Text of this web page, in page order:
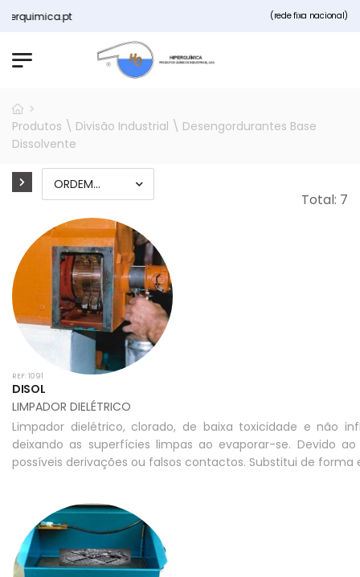
(rede fixa nacional)
Produtos \ Divisão Industrial \ Desengordurantes Base
Dissolvente
Total: 7
REF: 1091
DISOL
LIMPADOR DIELÉTRICO
Limpador dielétrico, clorado, de baixa toxicidade e não
deixando as superfícies limpas ao evaporar-se. Devido
possíveis derivações ou falsos contactos. Substitui de